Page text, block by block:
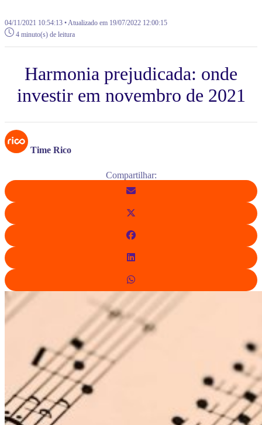
04/11/2021 10:54:13 • Atualizado em 19/07/2022 12:00:15
4 minuto(s) de leitura
Harmonia prejudicada: onde
investir em novembro de 2021
Time Rico
Compartilhar: